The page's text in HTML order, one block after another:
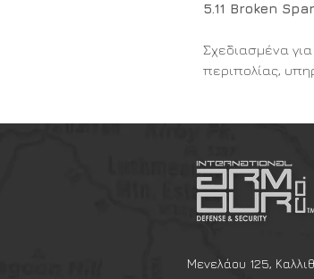
5.11 Broken
Σχεδιασμένα
περιπολίας,
Μενελάου 125,